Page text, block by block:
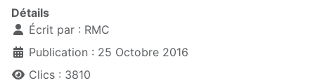
Détails
Écrit par : RMC
Publication : 25 Octobre 2016
Clics : 3810